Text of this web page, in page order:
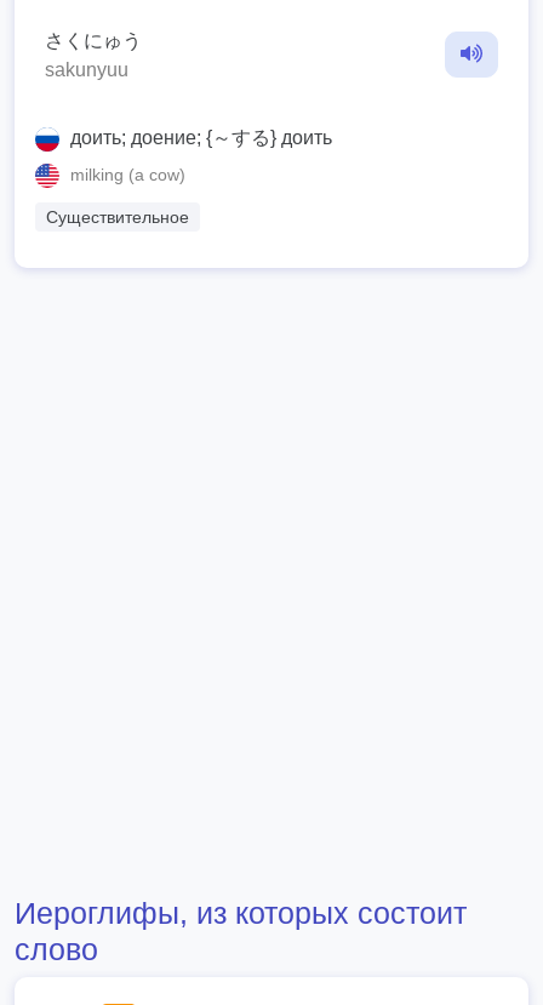
さくにゅう
sakunyuu
доить; доение; {～する} доить
milking (a cow)
Существительное
Иероглифы, из которых состоит
слово